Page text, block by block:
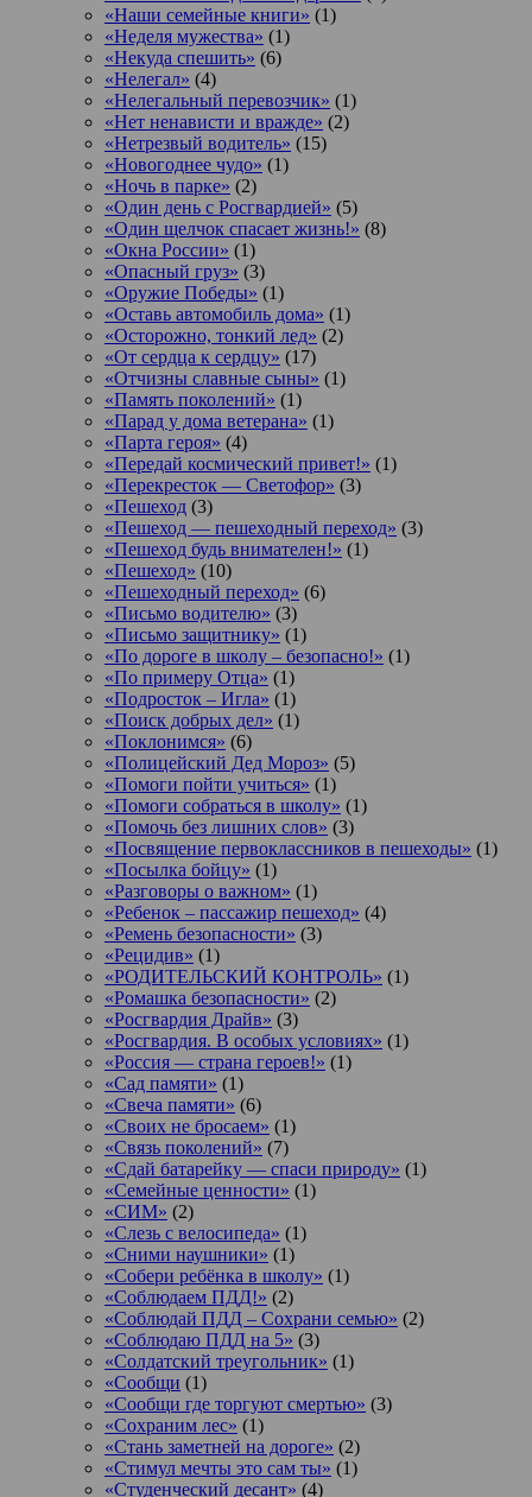
«Наши семейные книги» (1)
«Неделя мужества» (1)
«Некуда спешить» (6)
«Нелегал» (4)
«Нелегальный перевозчик» (1)
«Нет ненависти и вражде» (2)
«Нетрезвый водитель» (15)
«Новогоднее чудо» (1)
«Ночь в парке» (2)
«Один день с Росгвардией» (5)
«Один щелчок спасает жизнь!» (8)
«Окна России» (1)
«Опасный груз» (3)
«Оружие Победы» (1)
«Оставь автомобиль дома» (1)
«Осторожно, тонкий лед» (2)
«От сердца к сердцу» (17)
«Отчизны славные сыны» (1)
«Память поколений» (1)
«Парад у дома ветерана» (1)
«Парта героя» (4)
«Передай космический привет!» (1)
«Перекресток — Светофор» (3)
«Пешеход (3)
«Пешеход — пешеходный переход» (3)
«Пешеход будь внимателен!» (1)
«Пешеход» (10)
«Пешеходный переход» (6)
«Письмо водителю» (3)
«Письмо защитнику» (1)
«По дороге в школу – безопасно!» (1)
«По примеру Отца» (1)
«Подросток ‒ Игла» (1)
«Поиск добрых дел» (1)
«Поклонимся» (6)
«Полицейский Дед Мороз» (5)
«Помоги пойти учиться» (1)
«Помоги собраться в школу» (1)
«Помочь без лишних слов» (3)
«Посвящение первоклассников в пешеходы» (1)
«Посылка бойцу» (1)
«Разговоры о важном» (1)
«Ребенок – пассажир пешеход» (4)
«Ремень безопасности» (3)
«Рецидив» (1)
«РОДИТЕЛЬСКИЙ КОНТРОЛЬ» (1)
«Ромашка безопасности» (2)
«Росгвардия Драйв» (3)
«Росгвардия. В особых условиях» (1)
«Россия — страна героев!» (1)
«Сад памяти» (1)
«Свеча памяти» (6)
«Своих не бросаем» (1)
«Связь поколений» (7)
«Сдай батарейку — спаси природу» (1)
«Семейные ценности» (1)
«СИМ» (2)
«Слезь с велосипеда» (1)
«Сними наушники» (1)
«Собери ребёнка в школу» (1)
«Соблюдаем ПДД!» (2)
«Соблюдай ПДД – Сохрани семью» (2)
«Соблюдаю ПДД на 5» (3)
«Солдатский треугольник» (1)
«Сообщи (1)
«Сообщи где торгуют смертью» (3)
«Сохраним лес» (1)
«Стань заметней на дороге» (2)
«Стимул мечты это сам ты» (1)
«Студенческий десант» (4)